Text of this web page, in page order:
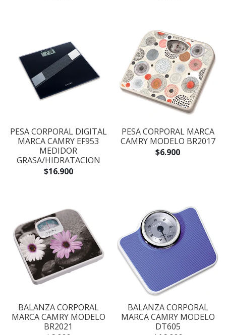
PESA CORPORAL DIGITAL
MARCA CAMRY EF953
MEDIDOR
GRASA/HIDRATACION
$16.900
PESA CORPORAL MARCA
CAMRY MODELO BR2017
$6.900
BALANZA CORPORAL
MARCA CAMRY MODELO
BR2021
BALANZA CORPORAL
MARCA CAMRY MODELO
DT605